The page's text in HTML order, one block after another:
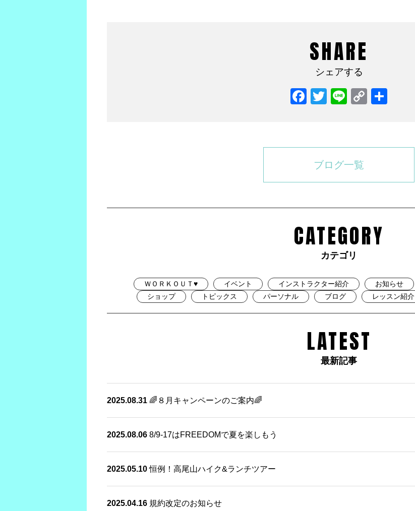
SHARE
シェアする
Facebook
TwitterLineCopy
ブログ一覧
CATEGORY
カテゴリ
ＷＯＲＫＯＵＴ♥ イベント インストラクター紹介 お知らせ
ショップ
トピックス パーソナル ブログ レッスン紹介
LATEST
最新記事
2025.08.31 🌈８月キャンペーンのご案内🌈
2025.08.06 8/9-17はFREEDOMで夏を楽しもう
2025.05.10恒例！高尾山ハイク&ランチツアー
2025.04.16 規約改定のお知らせ